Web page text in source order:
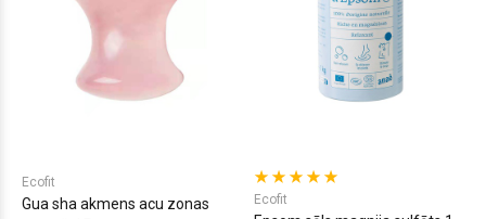
Ecofit
Gua sha akmens acu zonas
Ecofit